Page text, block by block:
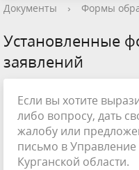
Документы › Формы
Установленные
заявлений
Если вы хотите
либо вопросу, дать
жалобу или
письмо в Управление
Курганской области.